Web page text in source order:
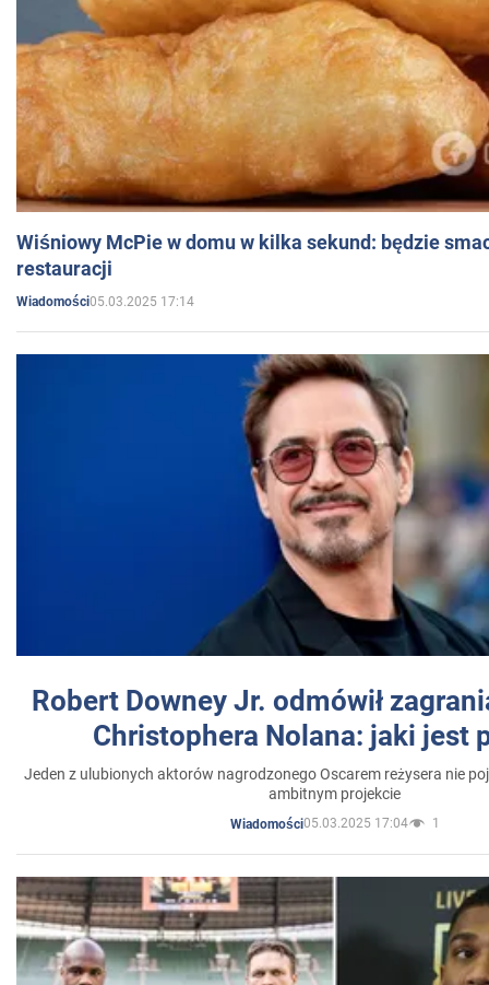
Wiśniowy McPie w domu w kilka sekund: będzie
restauracji
Wiadomości05.03.2025 17:14
Robert Downey Jr. odmówił
Christophera Nolana: jaki jest
Jeden z ulubionych aktorów nagrodzonego Oscarem reżysera nie
ambitnym projekcie
Wiadomości05.03.2025 17:04 1